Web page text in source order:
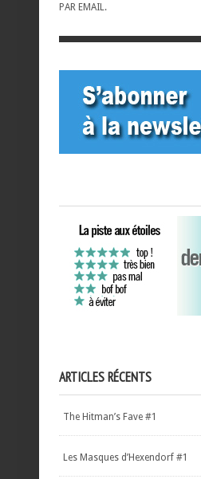
PAR EMAIL.
ARTICLES RÉCENTS
The Hitman’s Fave #1
Les Masques d’Hexendorf #1